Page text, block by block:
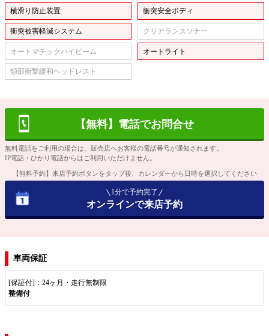
横滑り防止装置 衝突安全ボディ
衝突被害軽減システム クリアランスソナー
オートマチックハイビーム オートライト
頸部衝撃緩和ヘッドレスト
【無料】電話でお問合せ
無料電話をご利用の場合は、販売店へお客様の電話番号が通知されます。
IP電話・ひかり電話からはご利用いただけません。
【無料予約】来店予約ボタンをタップ後、カレンダーから日時を選択してください
1分で予約完了
オンラインで来店予約
車両保証
[保証付]：24ヶ月・走行無制限
整備付